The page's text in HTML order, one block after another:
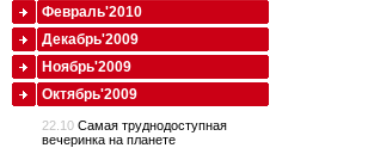
Февраль'2010
Декабрь'2009
Ноябрь'2009
Октябрь'2009
22.10 Самая труднодоступная
вечеринка на планете